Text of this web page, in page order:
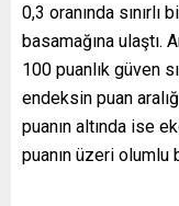
0,3 oranında
basamağına ulaştı.
100 puanlık güven
endeksin puan
puanın altında ise
puanın üzeri olumlu